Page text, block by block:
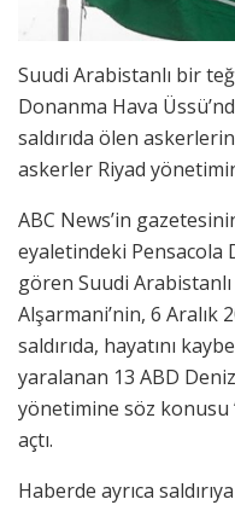
Suudi Arabistanlı bir
Donanma Hava
saldırıda ölen
askerler Riyad
ABC News’in
eyaletindeki Pensacola
gören Suudi
Alşarmani’nin, 6 Aralık
saldırıda, hayatını
yaralanan 13 ABD
yönetimine söz konusu
açtı.
Haberde ayrıca